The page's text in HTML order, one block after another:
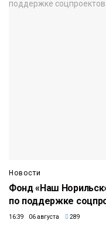
Новости
Фонд «Наш
по поддержке
16:39 06 августа 289